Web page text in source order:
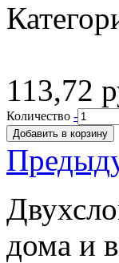
113,72
Количество -
дома и